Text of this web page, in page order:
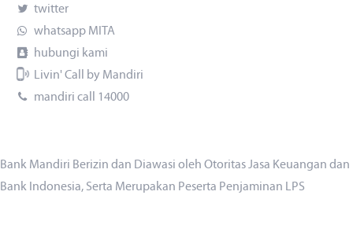
twitter
whatsapp MITA
hubungi kami
Livin' Call by Mandiri
mandiri call 14000
Bank Mandiri Berizin dan Diawasi oleh Otoritas Jasa Keuangan dan
Bank Indonesia, Serta Merupakan Peserta Penjaminan LPS